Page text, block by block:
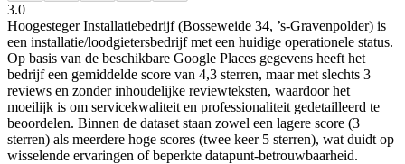
3.0
Hoogesteger Installatiebedrijf (Bosseweide 34, ’s-Gravenpolder) is
een installatie/loodgietersbedrijf met een huidige operationele status.
Op basis van de beschikbare Google Places gegevens heeft het
bedrijf een gemiddelde score van 4,3 sterren, maar met slechts 3
reviews en zonder inhoudelijke reviewteksten, waardoor het
moeilijk is om servicekwaliteit en professionaliteit gedetailleerd te
beoordelen. Binnen de dataset staan zowel een lagere score (3
sterren) als meerdere hoge scores (twee keer 5 sterren), wat duidt op
wisselende ervaringen of beperkte datapunt-betrouwbaarheid.